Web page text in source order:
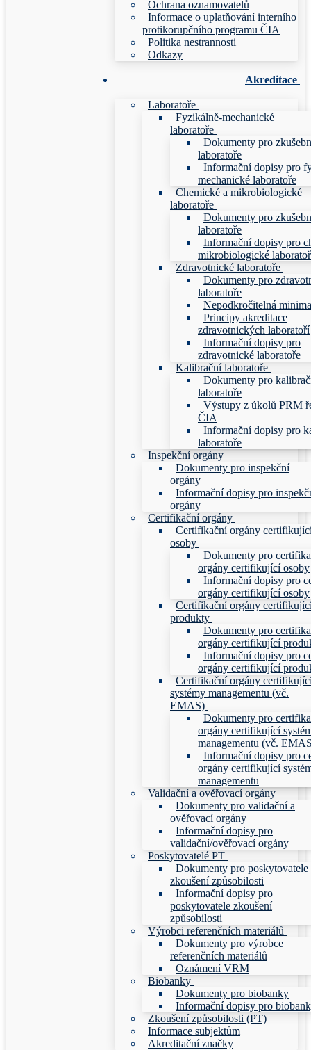
Ochrana oznamovatelů
Informace o uplatňování interního
protikorupčního programu ČIA
Politika nestrannosti
Odkazy
Akreditace
Laboratoře
Fyzikálně-mechanické
laboratoře
Dokumenty pro
laboratoře
Informační dopisy pro
mechanické laboratoře
Chemické a mikrobiologické
laboratoře
Dokumenty pro
laboratoře
Informační dopisy pro
mikrobiologické
Zdravotnické laboratoře
Dokumenty pro
laboratoře
Nepodkročitelná minima
Principy akreditace
zdravotnických laboratoří
Informační dopisy pro
zdravotnické laboratoře
Kalibrační laboratoře
Dokumenty pro
laboratoře
Výstupy z úkolů PRM
ČIA
Informační dopisy pro
laboratoře
Inspekční orgány
Dokumenty pro inspekční
orgány
Informační dopisy pro
orgány
Certifikační orgány
Certifikační orgány
osoby
Dokumenty pro
orgány certifikující osoby
Informační dopisy pro
orgány certifikující osoby
Certifikační orgány
produkty
Dokumenty pro
orgány certifikující
Informační dopisy pro
orgány certifikující
Certifikační orgány
systémy managementu (vč.
EMAS)
Dokumenty pro
orgány certifikující
managementu (vč.
Informační dopisy pro
orgány certifikující
managementu
Validační a ověřovací orgány
Dokumenty pro validační a
ověřovací orgány
Informační dopisy pro
validační/ověřovací orgány
Poskytovatelé PT
Dokumenty pro poskytovatele
zkoušení způsobilosti
Informační dopisy pro
poskytovatele zkoušení
způsobilosti
Výrobci referenčních materiálů
Dokumenty pro výrobce
referenčních materiálů
Oznámení VRM
Biobanky
Dokumenty pro biobanky
Informační dopisy pro
Zkoušení způsobilosti (PT)
Informace subjektům
Akreditační značky